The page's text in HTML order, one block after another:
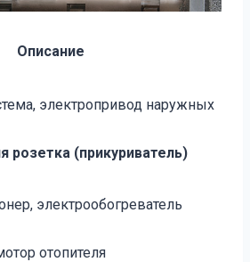
Описание
электропривод наружных
розетка (прикуриватель)
электрообогреватель
отопителя